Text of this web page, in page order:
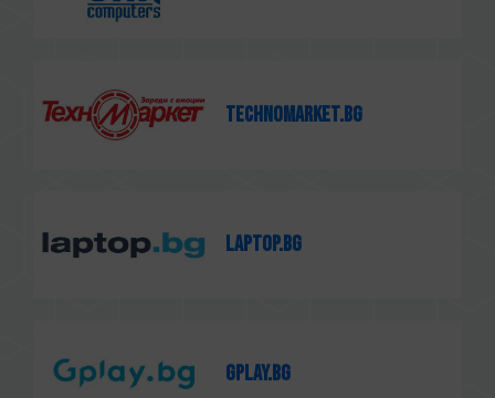
technomarket.bg
laptop.bg
Gplay.bg